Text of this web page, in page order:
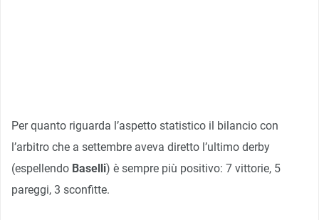
Per quanto riguarda l’aspetto statistico il bilancio con
l’arbitro che a settembre aveva diretto l’ultimo derby
(espellendo Baselli) è sempre più positivo: 7 vittorie, 5
pareggi, 3 sconfitte.